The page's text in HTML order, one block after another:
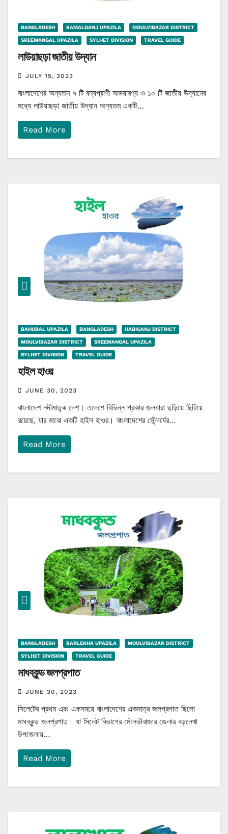
BANGLADESH KAMALGANJ UPAZILA MOULVIBAZAR DISTRICT
SREEMANGAL UPAZILA SYLHET DIVISION TRAVEL GUIDE
লাউয়াছড়া জাতীয় উদ্যান
JULY 15, 2023
বাংলাদেশের অন্যতম ৭ টি বন্যপ্রাণী অভয়ারণ্য ও ১০ টি জাতীয় উদ্যানের
মধ্যে লাউয়াছড়া জাতীয় উদ্যান অন্যতম একটি…
Read More
BAHUBAL UPAZILA BANGLADESH HABIGANJ DISTRICT
MOULVIBAZAR DISTRICT SREEMANGAL UPAZILA
SYLHET DIVISION TRAVEL GUIDE
হাইল হাওর
JUNE 30, 2023
বাংলাদেশ নদীমাতৃক দেশ। এদেশে বিভিন্ন প্রকার জলধারা ছড়িয়ে ছিটিয়ে
রয়েছে, যার মাঝে একটি হাইল হাওর। বাংলাদেশের সৌন্দর্যের…
Read More
BANGLADESH BARLEKHA UPAZILA MOULVIBAZAR DISTRICT
SYLHET DIVISION TRAVEL GUIDE
মাধবকুন্ড জলপ্রপাত
JUNE 30, 2023
সিলেটের প্রথম এবং একসময়ে বাংলাদেশের একমাত্র জলপ্রপাত ছিলো
মাধবকুন্ড জলপ্রপাত। যা সিলেট বিভাগের মৌলভীবাজার জেলার বড়লেখা
উপজেলায়…
Read More